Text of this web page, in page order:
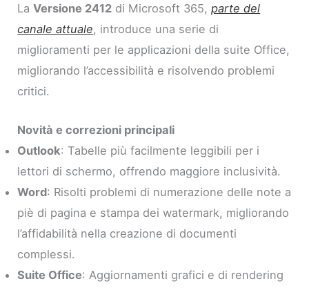
LaVersione 2412 di Microsoft 365,parte del
canale attuale, introduce una serie di
miglioramenti per le applicazioni della suite Office,
migliorando l’accessibilità e risolvendo problemi
critici.
Novità e correzioni principali
Outlook: Tabelle più facilmente leggibili per i
lettori di schermo, offrendo maggiore inclusività.
Word: Risolti problemi di numerazione delle note a
piè di pagina e stampa dei watermark, migliorando
l’affidabilità nella creazione di documenti
complessi.
Suite Office: Aggiornamenti grafici e di rendering